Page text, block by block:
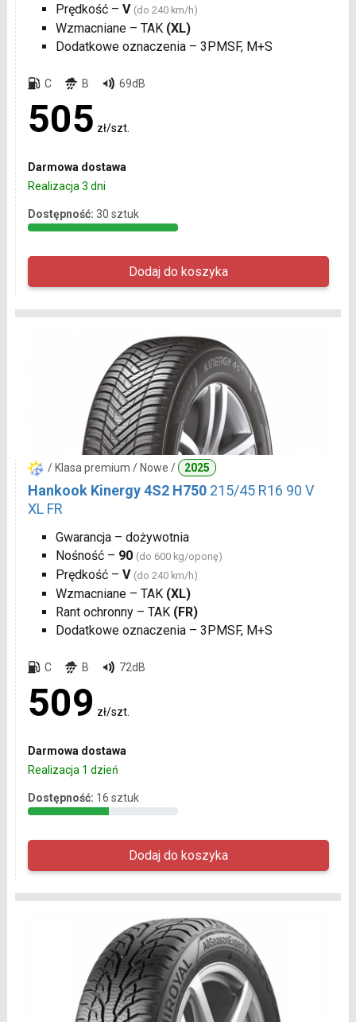
Prędkość – V (do 240 km/h)
Wzmacniane – TAK (XL)
Dodatkowe oznaczenia – 3PMSF, M+S
C B 69dB
505 zł/szt.
Darmowa dostawa
Realizacja 3 dni
Dostępność: 30 sztuk
/ Klasa premium / Nowe / 2025
Hankook Kinergy 4S2 H750 215/45 R16 90 V
XL FR
Gwarancja – dożywotnia
Nośność – 90 (do 600 kg/oponę)
Prędkość – V (do 240 km/h)
Wzmacniane – TAK (XL)
Rant ochronny – TAK (FR)
Dodatkowe oznaczenia – 3PMSF, M+S
C B 72dB
509 zł/szt.
Darmowa dostawa
Realizacja 1 dzień
Dostępność: 16 sztuk